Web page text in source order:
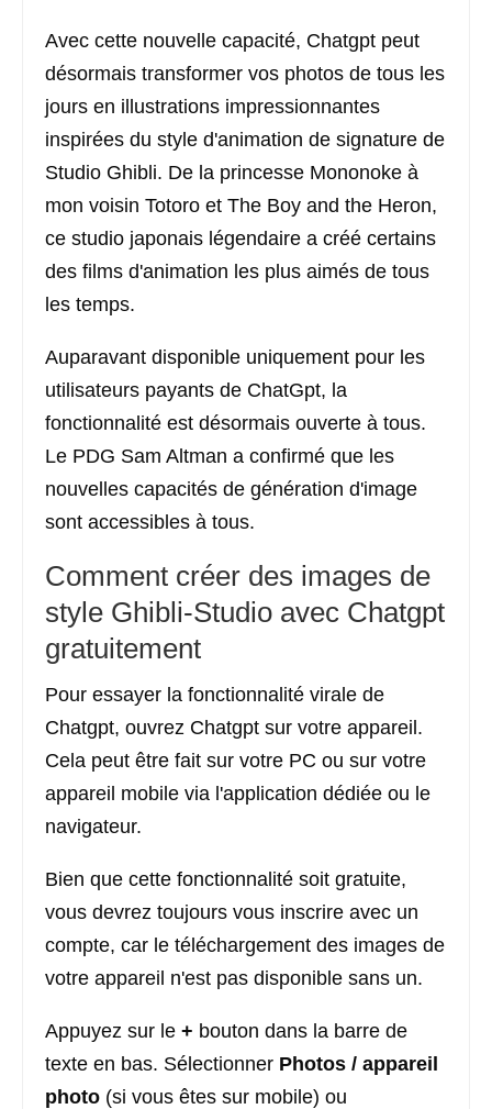
Avec cette nouvelle capacité, Chatgpt peut
désormais transformer vos photos de tous les
jours en illustrations impressionnantes
inspirées du style d'animation de signature de
Studio Ghibli. De la princesse Mononoke à
mon voisin Totoro et The Boy and the Heron,
ce studio japonais légendaire a créé certains
des films d'animation les plus aimés de tous
les temps.
Auparavant disponible uniquement pour les
utilisateurs payants de ChatGpt, la
fonctionnalité est désormais ouverte à tous.
Le PDG Sam Altman a confirmé que les
nouvelles capacités de génération d'image
sont accessibles à tous.
Comment créer des images de
style Ghibli-Studio avec Chatgpt
gratuitement
Pour essayer la fonctionnalité virale de
Chatgpt, ouvrez Chatgpt sur votre appareil.
Cela peut être fait sur votre PC ou sur votre
appareil mobile via l'application dédiée ou le
navigateur.
Bien que cette fonctionnalité soit gratuite,
vous devrez toujours vous inscrire avec un
compte, car le téléchargement des images de
votre appareil n'est pas disponible sans un.
Appuyez sur le + bouton dans la barre de
texte en bas. Sélectionner Photos / appareil
photo (si vous êtes sur mobile) ou